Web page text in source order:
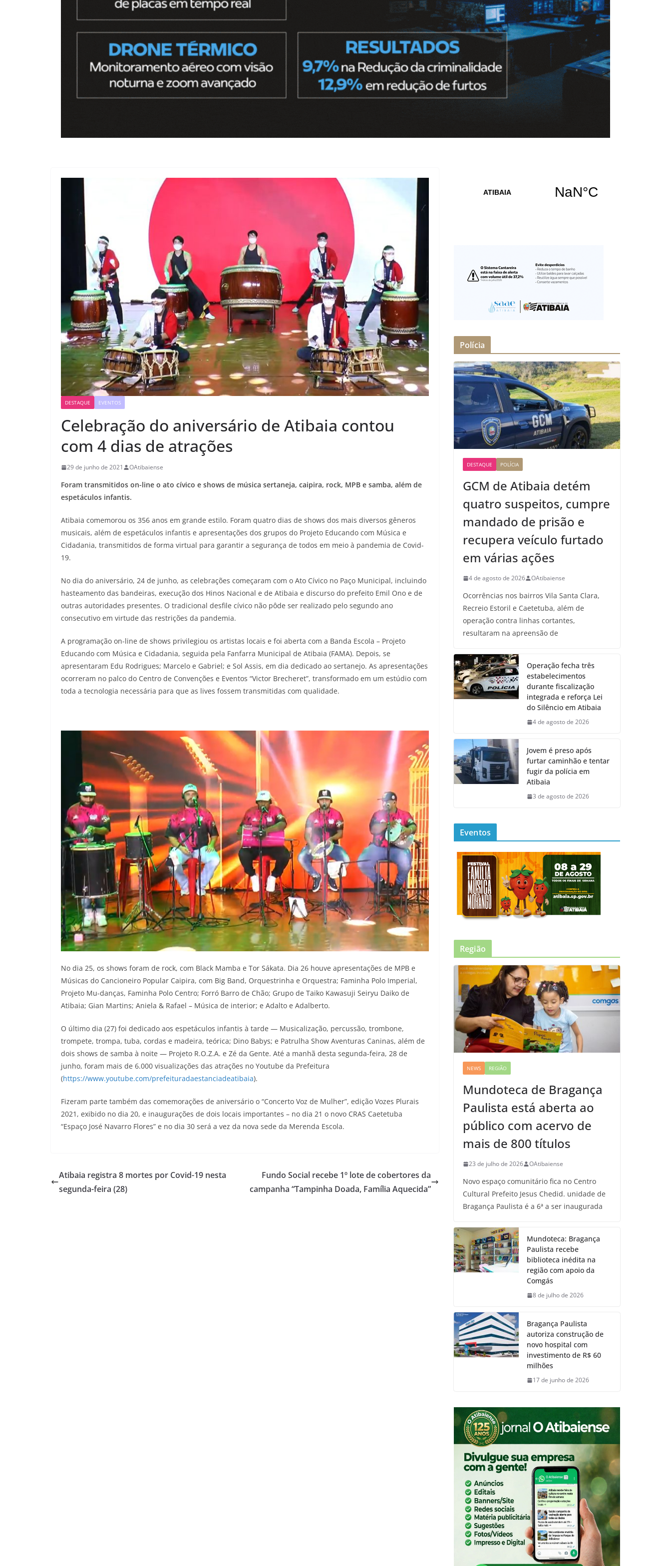
DESTAQUE EVENTOS
Celebração do aniversário de Atibaia contou
com 4 dias de atrações
29 de junho de 2021 OAtibaiense
Foram transmitidos on-line o ato cívico e shows de música sertaneja, caipira, rock, MPB e samba, além de
espetáculos infantis.
Atibaia comemorou os 356 anos em grande estilo. Foram quatro dias de shows dos mais diversos gêneros
musicais, além de espetáculos infantis e apresentações dos grupos do Projeto Educando com Música e
Cidadania, transmitidos de forma virtual para garantir a segurança de todos em meio à pandemia de Covid-
19.
No dia do aniversário, 24 de junho, as celebrações começaram com o Ato Cívico no Paço Municipal, incluindo
hasteamento das bandeiras, execução dos Hinos Nacional e de Atibaia e discurso do prefeito Emil Ono e de
outras autoridades presentes. O tradicional desfile cívico não pôde ser realizado pelo segundo ano
consecutivo em virtude das restrições da pandemia.
A programação on-line de shows privilegiou os artistas locais e foi aberta com a Banda Escola – Projeto
Educando com Música e Cidadania, seguida pela Fanfarra Municipal de Atibaia (FAMA). Depois, se
apresentaram Edu Rodrigues; Marcelo e Gabriel; e Sol Assis, em dia dedicado ao sertanejo. As apresentações
ocorreram no palco do Centro de Convenções e Eventos “Victor Brecheret”, transformado em um estúdio com
toda a tecnologia necessária para que as lives fossem transmitidas com qualidade.
No dia 25, os shows foram de rock, com Black Mamba e Tor Sákata. Dia 26 houve apresentações de MPB e
Músicas do Cancioneiro Popular Caipira, com Big Band, Orquestrinha e Orquestra; Faminha Polo Imperial,
Projeto Mu-danças, Faminha Polo Centro; Forró Barro de Chão; Grupo de Taiko Kawasuji Seiryu Daiko de
Atibaia; Gian Martins; Aniela & Rafael – Música de interior; e Adalto e Adalberto.
O último dia (27) foi dedicado aos espetáculos infantis à tarde — Musicalização, percussão, trombone,
trompete, trompa, tuba, cordas e madeira, teórica; Dino Babys; e Patrulha Show Aventuras Caninas, além de
dois shows de samba à noite — Projeto R.O.Z.A. e Zé da Gente. Até a manhã desta segunda-feira, 28 de
junho, foram mais de 6.000 visualizações das atrações no Youtube da Prefeitura
(https://www.youtube.com/prefeituradaestanciadeatibaia).
Fizeram parte também das comemorações de aniversário o “Concerto Voz de Mulher”, edição Vozes Plurais
2021, exibido no dia 20, e inaugurações de dois locais importantes – no dia 21 o novo CRAS Caetetuba
“Espaço José Navarro Flores” e no dia 30 será a vez da nova sede da Merenda Escola.
Atibaia registra 8 mortes por Covid-19 nesta
segunda-feira (28)
Fundo Social recebe 1º lote de cobertores da
campanha “Tampinha Doada, Família Aquecida”
Polícia
DESTAQUE POLÍCIA
GCM de Atibaia detém
quatro suspeitos, cumpre
mandado de prisão e
recupera veículo furtado
em várias ações
4 de agosto de 2026 OAtibaiense
Ocorrências nos bairros Vila Santa Clara,
Recreio Estoril e Caetetuba, além de
operação contra linhas cortantes,
resultaram na apreensão de
Operação fecha três
estabelecimentos
durante fiscalização
integrada e reforça Lei
do Silêncio em Atibaia
4 de agosto de 2026
Jovem é preso após
furtar caminhão e tentar
fugir da polícia em
Atibaia
3 de agosto de 2026
Eventos
Região
NEWS REGIÃO
Mundoteca de Bragança
Paulista está aberta ao
público com acervo de
mais de 800 títulos
23 de julho de 2026 OAtibaiense
Novo espaço comunitário fica no Centro
Cultural Prefeito Jesus Chedid. unidade de
Bragança Paulista é a 6ª a ser inaugurada
Mundoteca: Bragança
Paulista recebe
biblioteca inédita na
região com apoio da
Comgás
8 de julho de 2026
Bragança Paulista
autoriza construção de
novo hospital com
investimento de R$ 60
milhões
17 de junho de 2026